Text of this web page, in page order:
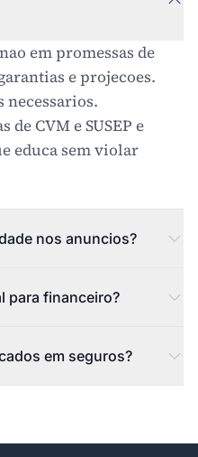
em promessas de
e projecoes.
necessarios.
de CVM e SUSEP e
educa sem violar
nos anuncios?
para financeiro?
em seguros?